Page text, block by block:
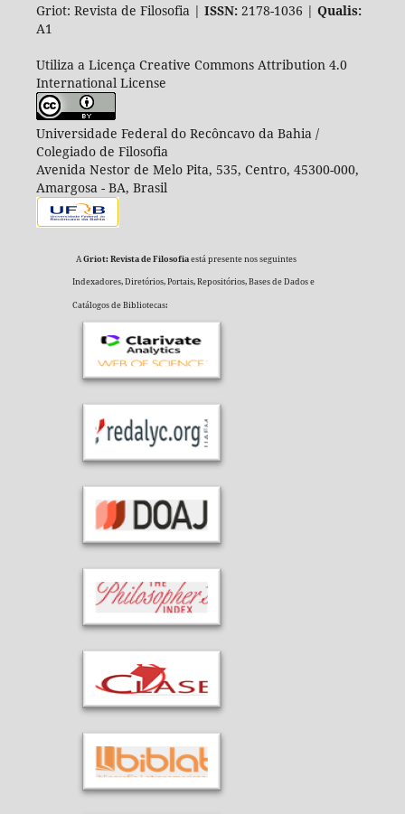
Griot: Revista de Filosofia | ISSN:2178-1036 | Qualis:
A1
Utiliza a Licença Creative Commons Attribution 4.0
International License
Universidade Federal do Recôncavo da Bahia /
Colegiado de Filosofia
Avenida Nestor de Melo Pita, 535, Centro, 45300-000,
Amargosa - BA, Brasil
AGriot: Revista de Filosofiaestá presente nos seguintes
Indexadores, Diretórios, Portais, Repositórios, Bases de Dados e
Catálogos de Bibliotecas: